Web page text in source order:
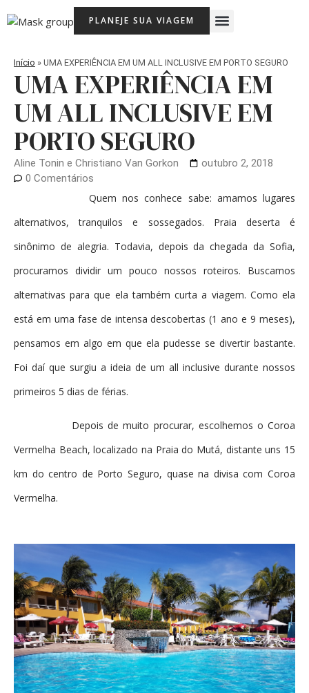
para
PLANEJE SUA VIAGEM Menu
Início » UMA EXPERIÊNCIA EM UM ALL INCLUSIVE EM PORTO SEGURO
UMA EXPERIÊNCIA EM
UM ALL INCLUSIVE EM
PORTO SEGURO
Aline Tonin e Christiano Van Gorkon
outubro 2, 2018
0 Comentários
Quem nos conhece sabe: amamos lugares
alternativos, tranquilos e sossegados. Praia deserta é
sinônimo de alegria. Todavia, depois da chegada da Sofia,
procuramos dividir um pouco nossos roteiros. Buscamos
alternativas para que ela também curta a viagem. Como ela
está em uma fase de intensa descobertas (1 ano e 9 meses),
pensamos em algo em que ela pudesse se divertir bastante.
Foi daí que surgiu a ideia de um all inclusive durante nossos
primeiros 5 dias de férias.
Depois de muito procurar, escolhemos o Coroa
Vermelha Beach, localizado na Praia do Mutá, distante uns 15
km do centro de Porto Seguro, quase na divisa com Coroa
Vermelha.